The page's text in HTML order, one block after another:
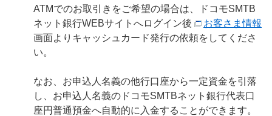
ATMでのお取引きをご希望の場合は、ドコモSMTB
ネット銀行WEBサイトへログイン後
お客さま情報
画面よりキャッシュカード発行の依頼をしてくださ
い。
なお、お申込人名義の他行口座から一定資金を引落
し、お申込人名義のドコモSMTBネット銀行代表口
座円普通預金へ自動的に入金することができます。